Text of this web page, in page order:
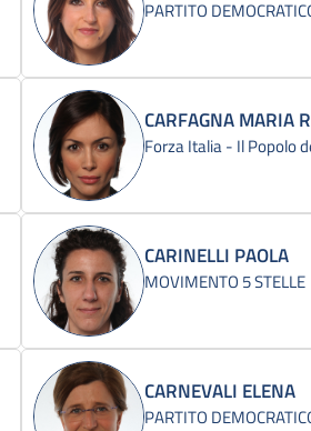
PARTITO
CARFAGNA MARIA
Forza Italia - Il Popolo
CARINELLI PAOLA
MOVIMENTO 5 STELLE
CARNEVALI ELENA
PARTITO